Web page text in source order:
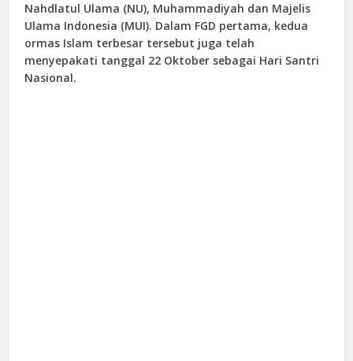
Nahdlatul Ulama (NU), Muhammadiyah dan Majelis
Ulama Indonesia (MUI). Dalam FGD pertama, kedua
ormas Islam terbesar tersebut juga telah
menyepakati tanggal 22 Oktober sebagai Hari Santri
Nasional.